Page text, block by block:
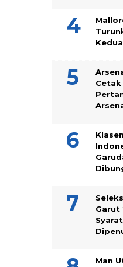
Cetak
Garut
Man